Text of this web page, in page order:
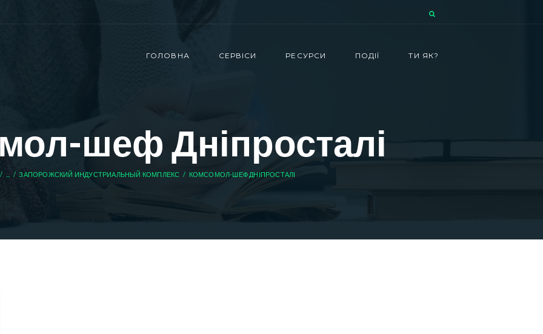
ГОЛОВНА СЕРВІСИ РЕСУРСИ ПОДІЇ ТИ ЯК?
шеф Дніпросталі
ЗАПОРОЖСКИЙ ИНДУСТРИАЛЬНЫЙ КОМПЛЕКС КОМСОМОЛ-ШЕФ ДНІПРОСТАЛІ